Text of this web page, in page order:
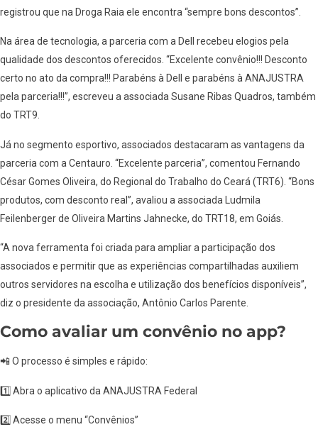
registrou que na Droga Raia ele encontra “sempre bons descontos”.
Na área de tecnologia, a parceria com a Dell recebeu elogios pela
qualidade dos descontos oferecidos. “Excelente convênio!!! Desconto
certo no ato da compra!!! Parabéns à Dell e parabéns à ANAJUSTRA
pela parceria!!!”, escreveu a associada Susane Ribas Quadros, também
do TRT9.
Já no segmento esportivo, associados destacaram as vantagens da
parceria com a Centauro. “Excelente parceria”, comentou Fernando
César Gomes Oliveira, do Regional do Trabalho do Ceará (TRT6). “Bons
produtos, com desconto real”, avaliou a associada Ludmila
Feilenberger de Oliveira Martins Jahnecke, do TRT18, em Goiás.
“A nova ferramenta foi criada para ampliar a participação dos
associados e permitir que as experiências compartilhadas auxiliem
outros servidores na escolha e utilização dos benefícios disponíveis”,
diz o presidente da associação, Antônio Carlos Parente.
Como avaliar um convênio no app?
📲 O processo é simples e rápido:
1️⃣ Abra o aplicativo da ANAJUSTRA Federal
2️⃣ Acesse o menu “Convênios”